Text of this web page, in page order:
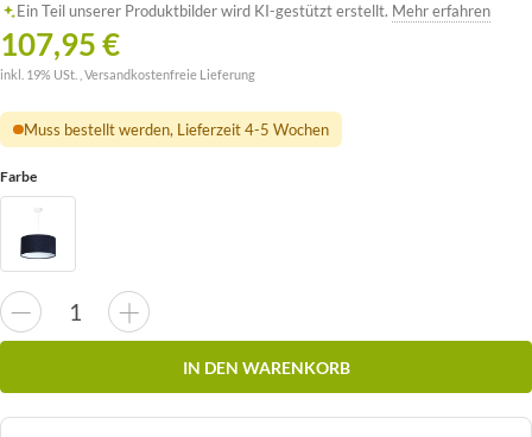
Ein Teil unserer Produktbilder wird KI-gestützt erstellt. Mehr erfahren
107,95 €
inkl. 19% USt. , Versandkostenfreie Lieferung
Muss bestellt werden, Lieferzeit 4-5 Wochen
Farbe
IN DEN WARENKORB